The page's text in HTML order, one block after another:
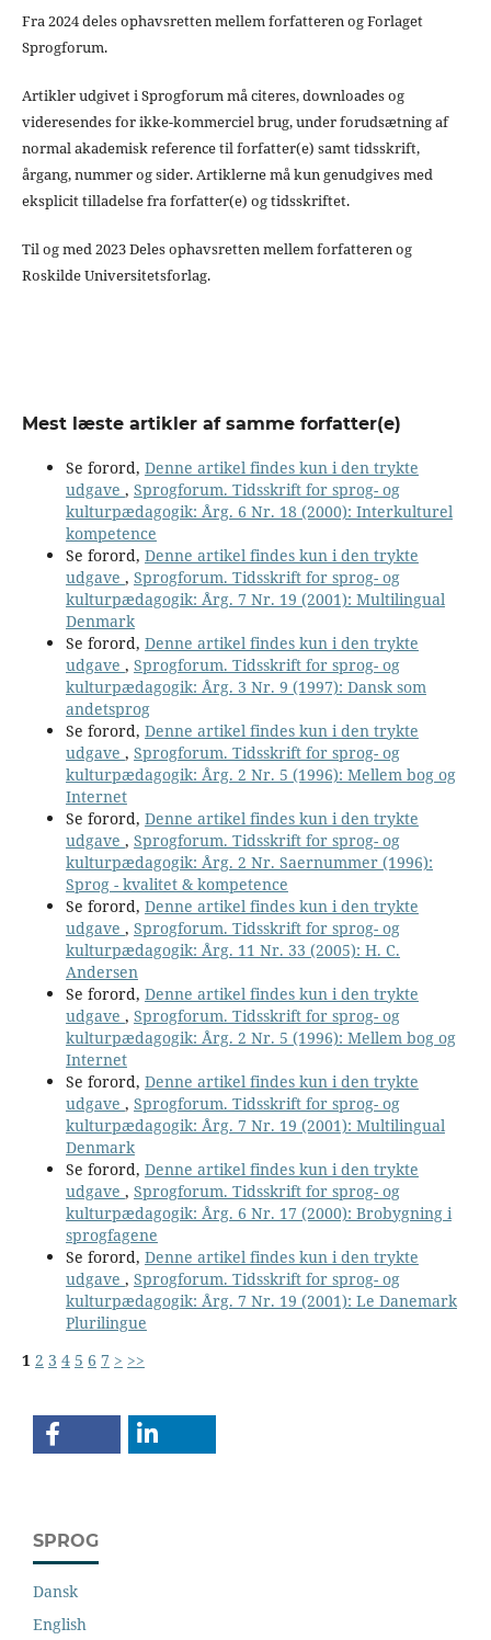
Fra 2024 deles ophavsretten mellem forfatteren og Forlaget
Sprogforum.
Artikler udgivet i Sprogforum må citeres, downloades og
videresendes for ikke-kommerciel brug, under forudsætning af
normal akademisk reference til forfatter(e) samt tidsskrift,
årgang, nummer og sider. Artiklerne må kun genudgives med
eksplicit tilladelse fra forfatter(e) og tidsskriftet.
Til og med 2023 Deles ophavsretten mellem forfatteren og
Roskilde Universitetsforlag.
Mest læste artikler af samme forfatter(e)
Se forord, Denne artikel findes kun i den trykte
udgave , Sprogforum. Tidsskrift for sprog- og
kulturpædagogik: Årg. 6 Nr. 18 (2000): Interkulturel
kompetence
Se forord, Denne artikel findes kun i den trykte
udgave , Sprogforum. Tidsskrift for sprog- og
kulturpædagogik: Årg. 7 Nr. 19 (2001): Multilingual
Denmark
Se forord, Denne artikel findes kun i den trykte
udgave , Sprogforum. Tidsskrift for sprog- og
kulturpædagogik: Årg. 3 Nr. 9 (1997): Dansk som
andetsprog
Se forord, Denne artikel findes kun i den trykte
udgave , Sprogforum. Tidsskrift for sprog- og
kulturpædagogik: Årg. 2 Nr. 5 (1996): Mellem bog og
Internet
Se forord, Denne artikel findes kun i den trykte
udgave , Sprogforum. Tidsskrift for sprog- og
kulturpædagogik: Årg. 2 Nr. Saernummer (1996):
Sprog - kvalitet & kompetence
Se forord, Denne artikel findes kun i den trykte
udgave , Sprogforum. Tidsskrift for sprog- og
kulturpædagogik: Årg. 11 Nr. 33 (2005): H. C.
Andersen
Se forord, Denne artikel findes kun i den trykte
udgave , Sprogforum. Tidsskrift for sprog- og
kulturpædagogik: Årg. 2 Nr. 5 (1996): Mellem bog og
Internet
Se forord, Denne artikel findes kun i den trykte
udgave , Sprogforum. Tidsskrift for sprog- og
kulturpædagogik: Årg. 7 Nr. 19 (2001): Multilingual
Denmark
Se forord, Denne artikel findes kun i den trykte
udgave , Sprogforum. Tidsskrift for sprog- og
kulturpædagogik: Årg. 6 Nr. 17 (2000): Brobygning i
sprogfagene
Se forord, Denne artikel findes kun i den trykte
udgave , Sprogforum. Tidsskrift for sprog- og
kulturpædagogik: Årg. 7 Nr. 19 (2001): Le Danemark
Plurilingue
1 2 3 4 5 6 7 > >>
SPROG
Dansk
English